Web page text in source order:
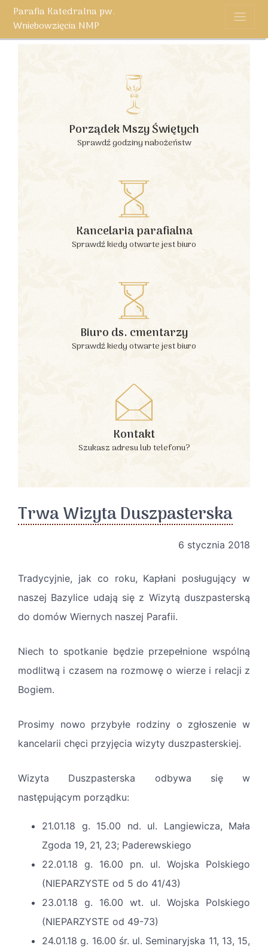
Parafia Katedralna pw.
Wniebowzięcia NMP
Porządek Mszy Świętych
Sprawdź godziny nabożeństw
Kancelaria parafialna
Sprawdź kiedy otwarte jest biuro
Biuro ds. cmentarzy
Sprawdź kiedy otwarte jest biuro
Kontakt
Szukasz adresu lub telefonu?
Trwa Wizyta Duszpasterska
6 stycznia 2018
Tradycyjnie, jak co roku, Kapłani posługujący w
naszej Bazylice udają się z Wizytą duszpasterską
do domów Wiernych naszej Parafii.
Niech to spotkanie będzie przepełnione wspólną
modlitwą i czasem na rozmowę o wierze i relacji z
Bogiem.
Prosimy nowo przybyłe rodziny o zgłoszenie w
kancelarii chęci przyjęcia wizyty duszpasterskiej.
Wizyta Duszpasterska odbywa się w
następującym porządku:
21.01.18 g. 15.00 nd. ul. Langiewicza, Mała
Zgoda 19, 21, 23; Paderewskiego
22.01.18 g. 16.00 pn. ul. Wojska Polskiego
(NIEPARZYSTE od 5 do 41/43)
23.01.18 g. 16.00 wt. ul. Wojska Polskiego
(NIEPARZYSTE od 49-73)
24.01.18 g. 16.00 śr. ul. Seminaryjska 11, 13, 15,